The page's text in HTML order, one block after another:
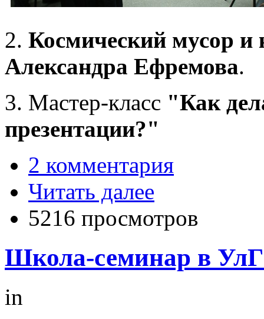
2. Космический мусор и
Александра Ефремова.
3. Мастер-класс "Как
презентации?"
2 комментария
Читать далее
5216 просмотров
Школа-семинар в
in